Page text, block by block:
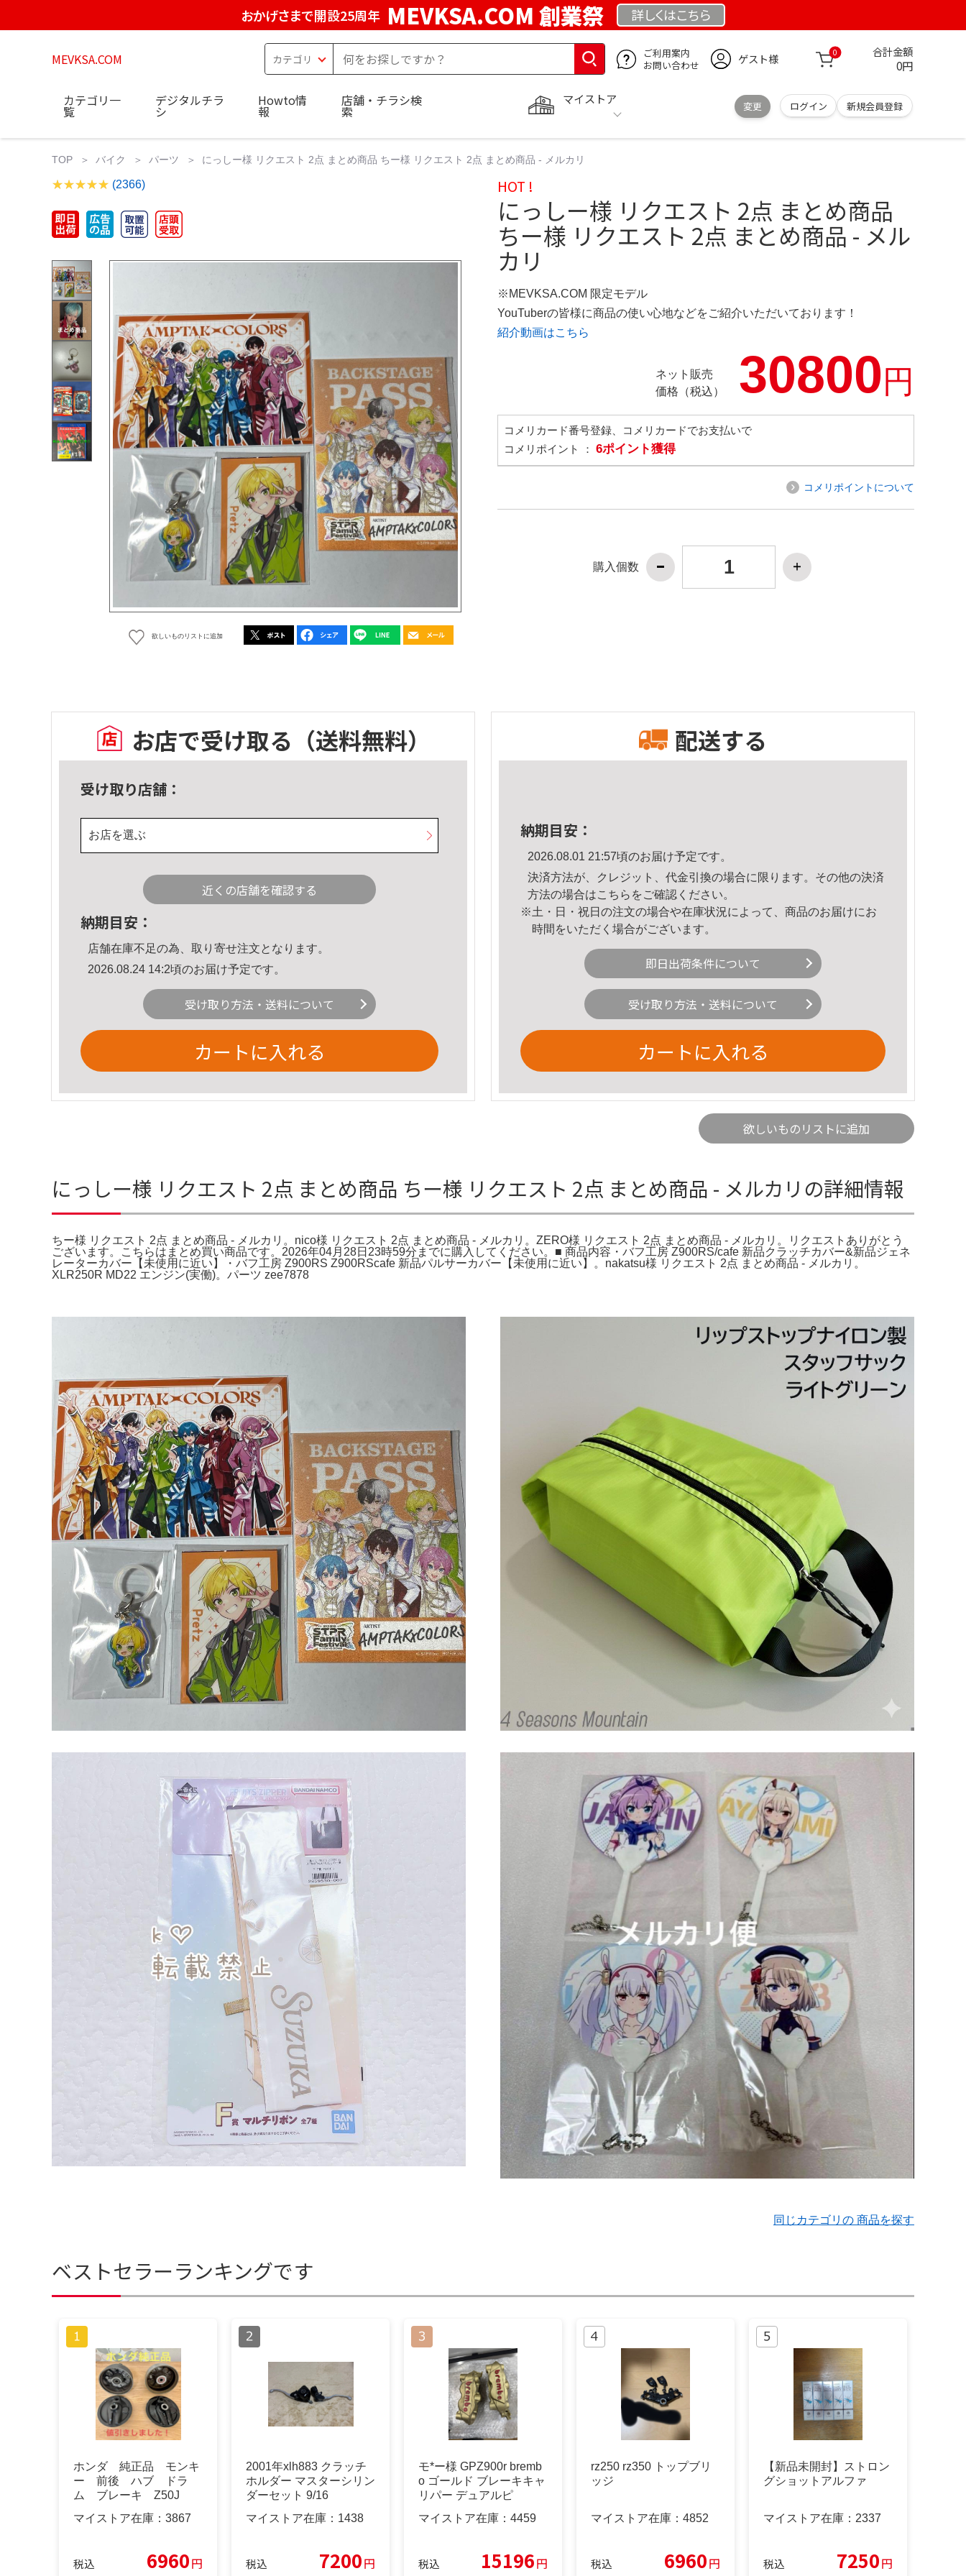
おかげさまで開設25周年 MEVKSA.COM 創業祭 詳しくはこちら
MEVKSA.COM
ご利用案内
お問い合わせ
ゲスト様 0 合計金額
0円
マイストア
変更 ログイン 新規会員登録
カテゴリ一
覧
デジタルチラ
シ
Howto情
報
店舗・チラシ検
索
TOP バイク パーツ にっしー様 リクエスト 2点 まとめ商品 ちー様 リクエスト 2点 まとめ商品 - メルカリ
(2366)
欲しいものリストに追加
HOT !
にっしー様 リクエスト 2点 まとめ商品
ちー様 リクエスト 2点 まとめ商品 - メル
カリ
※MEVKSA.COM 限定モデル
YouTuberの皆様に商品の使い心地などをご紹介いただいております！
紹介動画はこちら
ネット販売
価格（税込）
30800円
コメリカード番号登録、コメリカードでお支払いで
コメリポイント ： 6ポイント獲得
コメリポイントについて
購入個数
お店で受け取る （送料無料）
受け取り店舗：
お店を選ぶ
近くの店舗を確認する
納期目安：
店舗在庫不足の為、取り寄せ注文となります。
2026.08.24 14:2頃のお届け予定です。
受け取り方法・送料について
カートに入れる
配送する
納期目安：
2026.08.01 21:57頃のお届け予定です。
決済方法が、クレジット、代金引換の場合に限ります。その他の決済
方法の場合はこちら をご確認ください。
※土・日・祝日の注文の場合や在庫状況によって、商品のお届けにお
時間をいただく場合がございます。
即日出荷条件について
受け取り方法・送料について
カートに入れる
欲しいものリストに追加
にっしー様 リクエスト 2点 まとめ商品 ちー様 リクエスト 2点 まとめ商品 - メルカリの詳細情報
ちー様 リクエスト 2点 まとめ商品 - メルカリ。nico様 リクエスト 2点 まとめ商品 - メルカリ。ZERO様 リクエスト 2点 まとめ商品 - メルカリ。リクエストありがとう
ございます。こちらはまとめ買い商品です。2026年04月28日23時59分までに購入してください。■ 商品内容・バフ工房 Z900RS/cafe 新品クラッチカバー&新品ジェネ
レーターカバー【未使用に近い】・バフ工房 Z900RS Z900RScafe 新品パルサーカバー【未使用に近い】。nakatsu様 リクエスト 2点 まとめ商品 - メルカリ。
XLR250R MD22 エンジン(実働)。パーツ zee7878
同じカテゴリの 商品を探す
ベストセラーランキングです
ホンダ 純正品 モンキ
ー 前後 ハブ ドラ
ム ブレーキ Z50J
マイストア在庫： 3867
税込 6960円
2001年xlh883 クラッチ
ホルダー マスターシリン
ダーセット 9/16
マイストア在庫： 1438
税込 7200円
モ*ー様 GPZ900r bremb
o ゴールド ブレーキキャ
リパー デュアルピ
マイストア在庫： 4459
税込 15196円
rz250 rz350 トップブリ
ッジ
マイストア在庫： 4852
税込 6960円
【新品未開封】ストロン
グショットアルファ
マイストア在庫： 2337
税込 7250円